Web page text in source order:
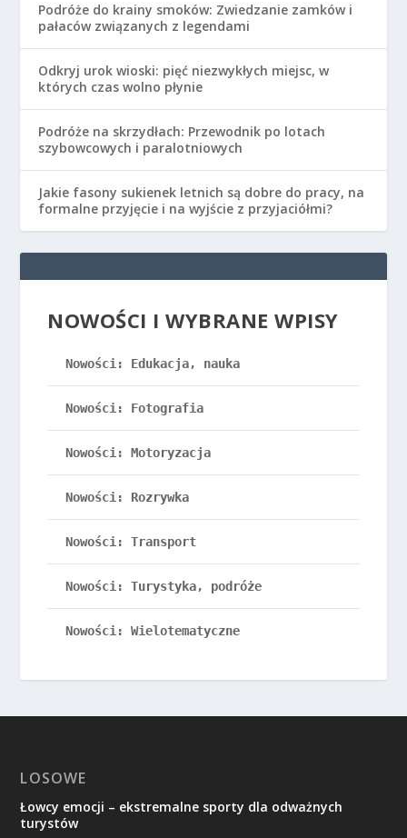
Podróże do krainy smoków: Zwiedzanie zamków i
pałaców związanych z legendami
Odkryj urok wioski: pięć niezwykłych miejsc, w
których czas wolno płynie
Podróże na skrzydłach: Przewodnik po lotach
szybowcowych i paralotniowych
Jakie fasony sukienek letnich są dobre do pracy, na
formalne przyjęcie i na wyjście z przyjaciółmi?
NOWOŚCI I WYBRANE WPISY
Nowości: Edukacja, nauka
Nowości: Fotografia
Nowości: Motoryzacja
Nowości: Rozrywka
Nowości: Transport
Nowości: Turystyka, podróże
Nowości: Wielotematyczne
LOSOWE
Łowcy emocji – ekstremalne sporty dla odważnych
turystów